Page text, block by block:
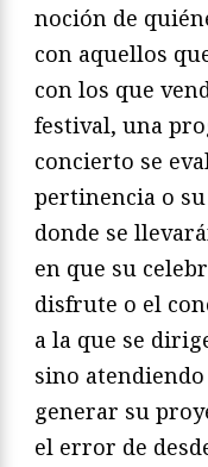
noción de
con aquellos
con los que
festival, una
concierto se
pertinencia o
donde se
en que su
disfrute o el
a la que se
sino
generar su
el error de